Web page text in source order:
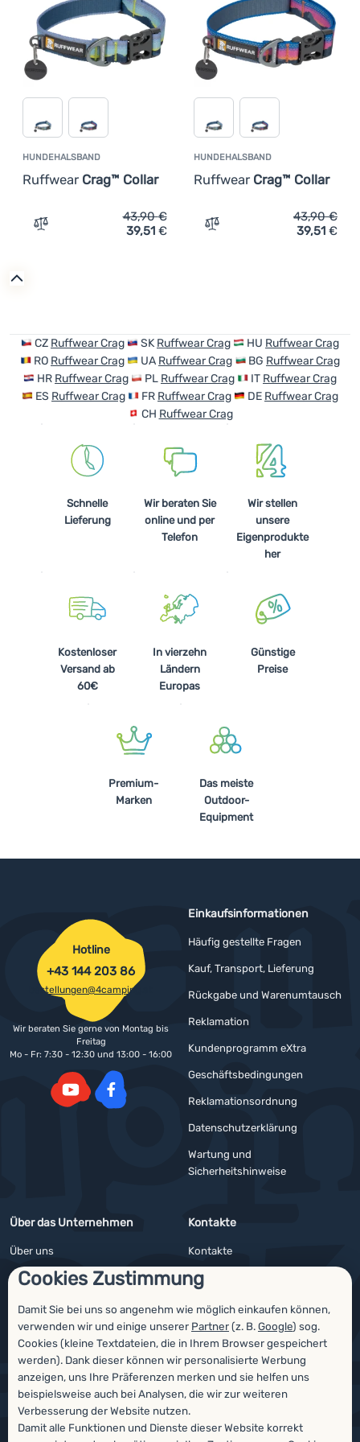
Cookies Zustimmung
Damit Sie bei uns so angenehm wie möglich einkaufen können,
verwenden wir und einige unserer Partner(z. B.Google) sog.
Cookies (kleine Textdateien, die in Ihrem Browser gespeichert
werden). Dank dieser können wir personalisierte Werbung
anzeigen, uns Ihre Präferenzen merken und sie helfen uns
beispielsweise auch bei Analysen, die wir zur weiteren
Verbesserung der Website nutzen.
Damit alle Funktionen und Dienste dieser Website korrekt
Anmelden /
Registrieren
HUNDEHALSBAND
Ruffwear Crag™ Collar
Zum Vergleich 'Hundehalsband Ruffwear Crag™ Collar'
43,90€
39,51 €
HUNDEHALSBAND
Ruffwear Crag™ Collar
Zum Vergleich
43,90€
39,51 €
CZ Ruffwear Crag SK Ruffwear Crag HU Ruffwear Crag
RO Ruffwear Crag UA Ruffwear Crag BG Ruffwear Crag
HR Ruffwear Crag PL Ruffwear Crag IT Ruffwear Crag
ES Ruffwear Crag FR Ruffwear Crag DE Ruffwear Crag
CH Ruffwear Crag
Schnelle
Lieferung
Wir beraten Sie
online und per
Telefon
Wir stellen
unsere
Eigenprodukte
her
Kostenloser
Versand ab
60€
In vierzehn
Ländern
Europas
Günstige
Preise
Premium-
Marken
Das meiste
Outdoor-
Equipment
Einkaufsinformationen
Häufig gestellte Fragen
Kauf, Transport, Lieferung
Rückgabe und Warenumtausch
Reklamation
Kundenprogramm eXtra
Geschäftsbedingungen
Reklamationsordnung
Datenschutzerklärung
Wartung und
Sicherheitshinweise
Über das Unternehmen
Über uns
Impressum
4camping4nature
Unsere Tester
Kontakte
Kontakte
Angebote für Firmen und Vereine
Newsletter
Hotline
+43 144 203 86
bestellungen@4camping.at
Wir beraten Sie gerne von Montag bis
Freitag
Mo - Fr: 7:30 - 12:30 und 13:00 - 16:00
Auszeichnungen